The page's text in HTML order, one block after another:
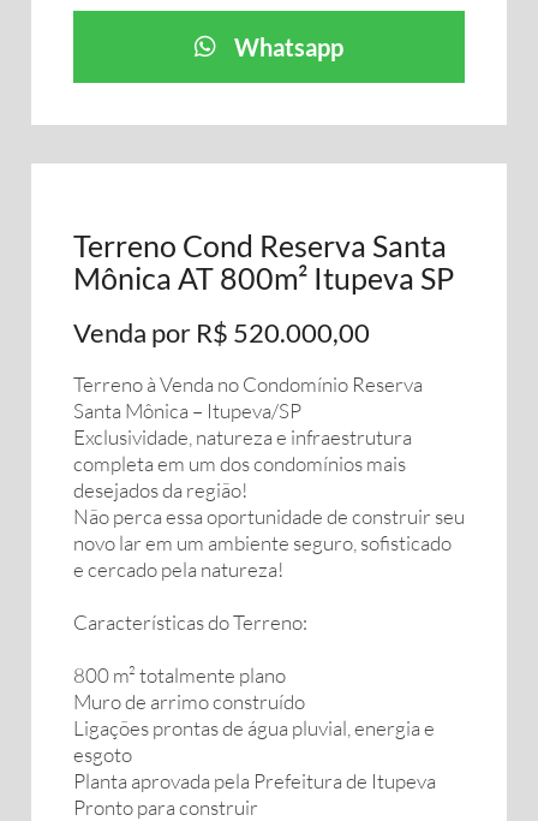
Whatsapp
Terreno Cond Reserva Santa
Mônica AT 800m² Itupeva SP
Venda por R$ 520.000,00
Terreno à Venda no Condomínio Reserva
Santa Mônica – Itupeva/SP
Exclusividade, natureza e infraestrutura
completa em um dos condomínios mais
desejados da região!
Não perca essa oportunidade de construir seu
novo lar em um ambiente seguro, sofisticado
e cercado pela natureza!
Características do Terreno:
800 m² totalmente plano
Muro de arrimo construído
Ligações prontas de água pluvial, energia e
esgoto
Planta aprovada pela Prefeitura de Itupeva
Pronto para construir